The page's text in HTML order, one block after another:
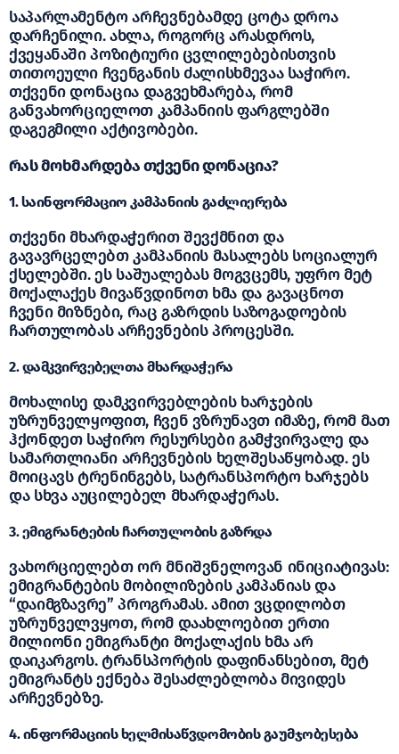
საპარლამენტო არჩევნებამდე ცოტა დროა
დარჩენილი. ახლა, როგორც არასდროს,
ქვეყანაში პოზიტიური ცვლილებებისთვის
თითოეული ჩვენგანის ძალისხმევაა საჭირო.
თქვენი დონაცია დაგვეხმარება, რომ
განვახორციელოთ კამპანიის ფარგლებში
დაგეგმილი აქტივობები.
რას მოხმარდება თქვენი დონაცია?
1. საინფორმაციო კამპანიის გაძლიერება
თქვენი მხარდაჭერით შევქმნით და
გავავრცელებთ კამპანიის მასალებს სოციალურ
ქსელებში. ეს საშუალებას მოგვცემს, უფრო მეტ
მოქალაქეს მივაწვდინოთ ხმა და გავაცნოთ
ჩვენი მიზნები, რაც გაზრდის საზოგადოების
ჩართულობას არჩევნების პროცესში.
2. დამკვირვებელთა მხარდაჭერა
მოხალისე დამკვირვებლების ხარჯების
უზრუნველყოფით, ჩვენ ვზრუნავთ იმაზე, რომ მათ
ჰქონდეთ საჭირო რესურსები გამჭვირვალე და
სამართლიანი არჩევნების ხელშესაწყობად. ეს
მოიცავს ტრენინგებს, სატრანსპორტო ხარჯებს
და სხვა აუცილებელ მხარდაჭერას.
3. ემიგრანტების ჩართულობის გაზრდა
ვახორციელებთ ორ მნიშვნელოვან ინიციატივას:
ემიგრანტების მობილიზების კამპანიას და
“დაიმგზავრე” პროგრამას. ამით ვცდილობთ
უზრუნველვყოთ, რომ დაახლოებით ერთი
მილიონი ემიგრანტი მოქალაქის ხმა არ
დაიკარგოს. ტრანსპორტის დაფინანსებით, მეტ
ემიგრანტს ექნება შესაძლებლობა მივიდეს
არჩევნებზე.
4. ინფორმაციის ხელმისაწვდომობის გაუმჯობესება